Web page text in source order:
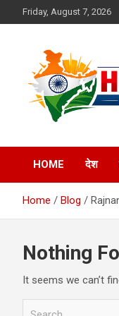
to
Friday, August 7, 2026
Service
HOME देश
Home Blog
Nothing
It seems we can’t